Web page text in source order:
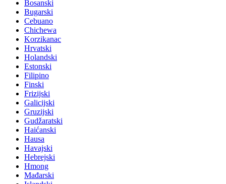
Bosanski
Bugarski
Cebuano
Chichewa
Korzikanac
Hrvatski
Holandski
Estonski
Filipino
Finski
Frizijski
Galicijski
Gruzijski
Gudžaratski
Haićanski
Hausa
Havajski
Hebrejski
Hmong
Mađarski